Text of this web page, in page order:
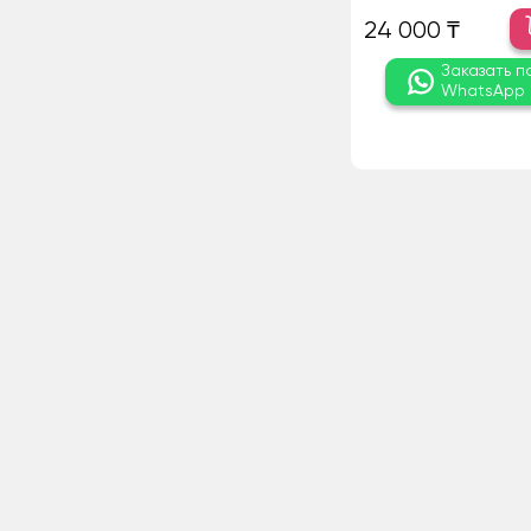
24 000 ₸
Заказать
WhatsApp